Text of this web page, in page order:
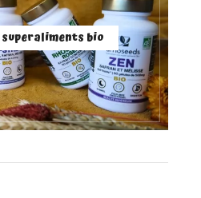
superaliments bio